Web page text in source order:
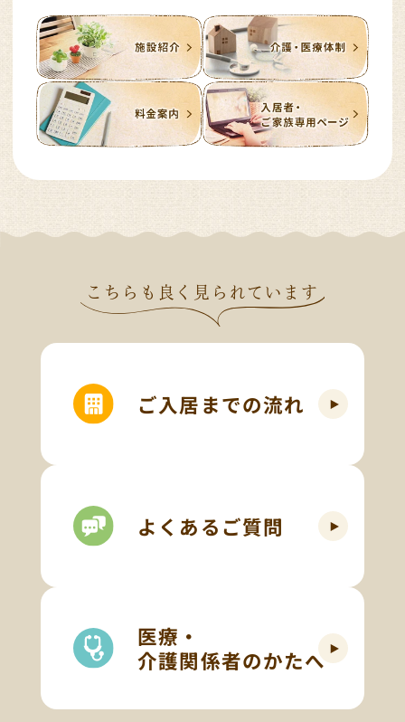
こちらも良く見られています
ご入居までの流れ
よくあるご質問
医療・
介護関係者のかたへ